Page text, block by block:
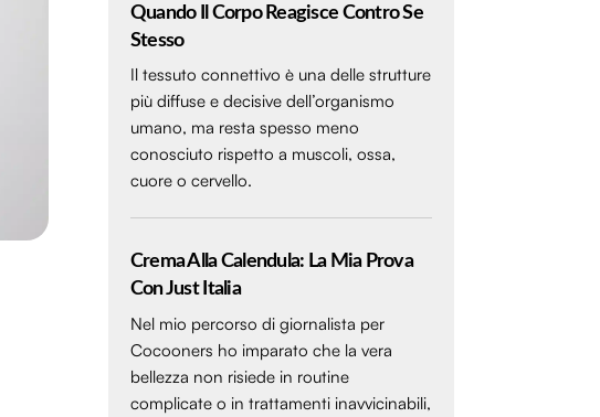
Quando Il Corpo Reagisce Contro Se
Stesso
Il tessuto connettivo è una delle strutture
più diffuse e decisive dell’organismo
umano, ma resta spesso meno
conosciuto rispetto a muscoli, ossa,
cuore o cervello.
Crema Alla Calendula: La Mia Prova
Con Just Italia
Nel mio percorso di giornalista per
Cocooners ho imparato che la vera
bellezza non risiede in routine
complicate o in trattamenti inavvicinabili,